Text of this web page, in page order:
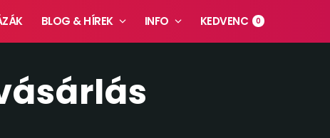
BLOG & HÍREK INFO KEDVENC 0